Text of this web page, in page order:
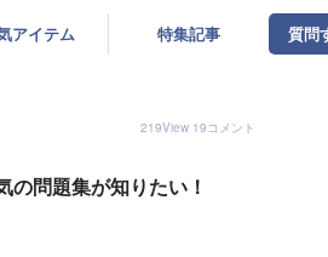
アイテム 特集記事 質問
219View 19コメント
問題集が知りたい！